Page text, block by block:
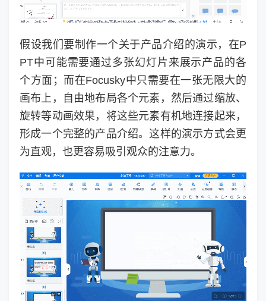
假设我们要制作一个关于产品介绍的演示，在P
PT中可能需要通过多张幻灯片来展示产品的各
个方面；而在Focusky中只需要在一张无限大的
画布上，自由地布局各个元素，然后通过缩放、
旋转等动画效果，将这些元素有机地连接起来，
形成一个完整的产品介绍。这样的演示方式会更
为直观，也更容易吸引观众的注意力。